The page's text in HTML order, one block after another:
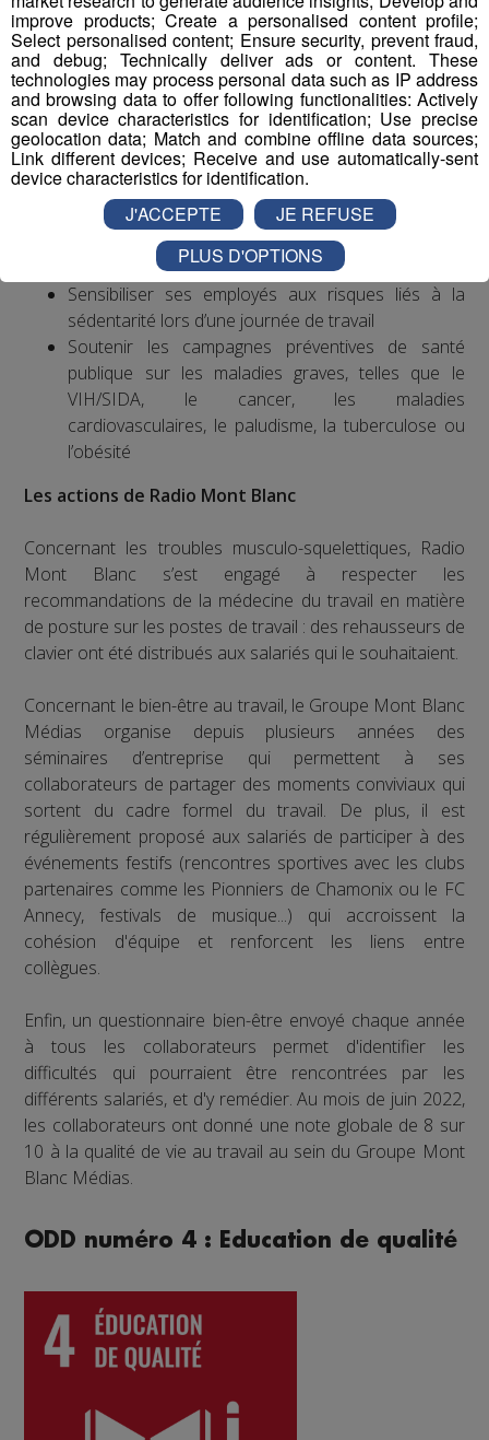
musculo-squelettiques sont la première cause de
maladies professionnelles, notamment au niveau du
poignet et de la main.
Exemples d’actions à entreprendre
Mettre en place une politique ambitieuse de santé,
sécurité et bien-être au travail visant notamment à
réduire les accidents du travail et les situations à
risques ainsi que les troubles musculo-
squelettiques et les risques psycho-sociaux
Sensibiliser ses employés aux risques liés à la
sédentarité lors d’une journée de travail
Soutenir les campagnes préventives de santé
publique sur les maladies graves, telles que le
VIH/SIDA, le cancer, les maladies
cardiovasculaires, le paludisme, la tuberculose ou
l’obésité
Les actions de Radio Mont Blanc
Concernant les troubles musculo-squelettiques, Radio
Mont Blanc s’est engagé à respecter les
recommandations de la médecine du travail en matière
de posture sur les postes de travail : des rehausseurs de
clavier ont été distribués aux salariés qui le souhaitaient.
Concernant le bien-être au travail, le Groupe Mont Blanc
Médias organise depuis plusieurs années des
séminaires d’entreprise qui permettent à ses
collaborateurs de partager des moments conviviaux qui
sortent du cadre formel du travail. De plus, il est
régulièrement proposé aux salariés de participer à des
événements festifs (rencontres sportives avec les clubs
partenaires comme les Pionniers de Chamonix ou le FC
Annecy, festivals de musique...) qui accroissent la
cohésion d'équipe et renforcent les liens entre
collègues.
Enfin, un questionnaire bien-être envoyé chaque année
à tous les collaborateurs permet d'identifier les
difficultés qui pourraient être rencontrées par les
différents salariés, et d'y remédier. Au mois de juin 2022,
les collaborateurs ont donné une note globale de 8 sur
10 à la qualité de vie au travail au sein du Groupe Mont
Blanc Médias.
ODD numéro 4 : Education de qualité
improve products; Create a personalised content profile;
Select personalised content; Ensure security, prevent fraud,
and debug; Technically deliver ads or content. These
technologies may process personal data such as IP address
and browsing data to offer following functionalities: Actively
scan device characteristics for identification; Use precise
geolocation data; Match and combine offline data sources;
Link different devices; Receive and use automatically-sent
device characteristics for identification.
J'ACCEPTE
JE REFUSE
PLUS D'OPTIONS